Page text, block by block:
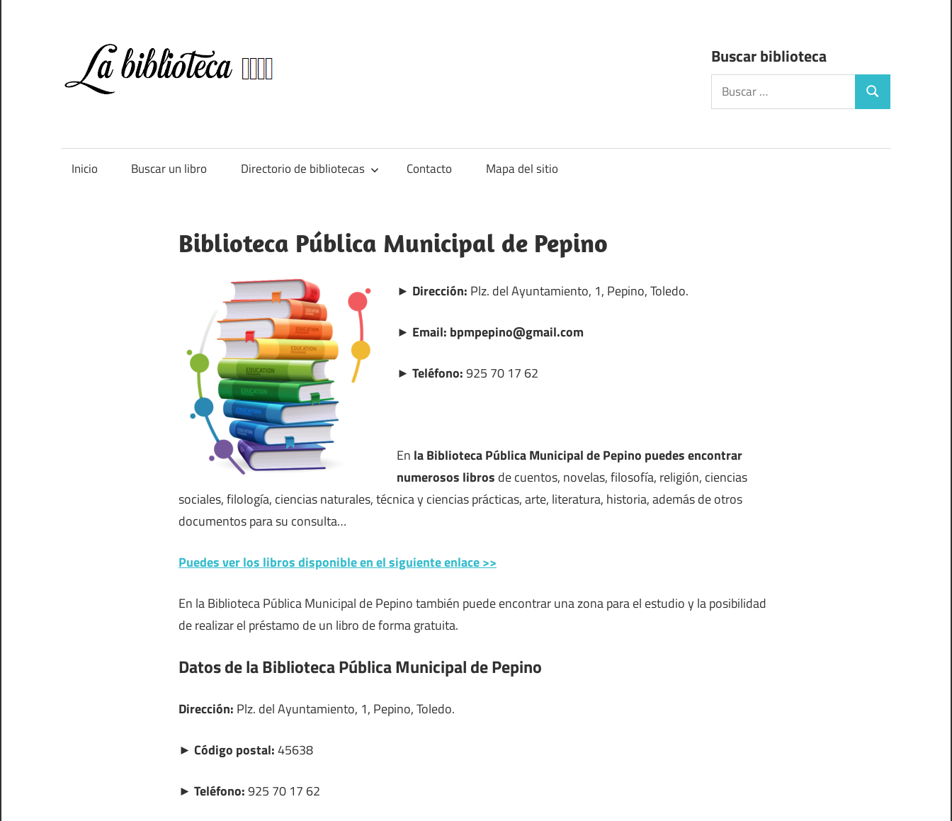
contenido
bibliotecas
de
Buscar biblioteca
Buscar:
Buscar
Inicio Buscar un libro Directorio de bibliotecas Contacto Mapa del sitio
Biblioteca Pública Municipal de Pepino
► Dirección: Plz. del Ayuntamiento, 1, Pepino, Toledo.
► Email: bpmpepino@gmail.com
► Teléfono:925 70 17 62
En la Biblioteca Pública Municipal de Pepino puedes encontrar
numerosos libros de cuentos, novelas, filosofía, religión, ciencias
sociales, filología, ciencias naturales, técnica y ciencias prácticas, arte, literatura, historia, además de otros
documentos para su consulta…
Puedes ver los libros disponible en el siguiente enlace >>
En la Biblioteca Pública Municipal de Pepino también puede encontrar una zona para el estudio y la posibilidad
de realizar el préstamo de un libro de forma gratuita.
Datos de la Biblioteca Pública Municipal de Pepino
Dirección: Plz. del Ayuntamiento, 1, Pepino, Toledo.
► Código postal:45638
► Teléfono:925 70 17 62